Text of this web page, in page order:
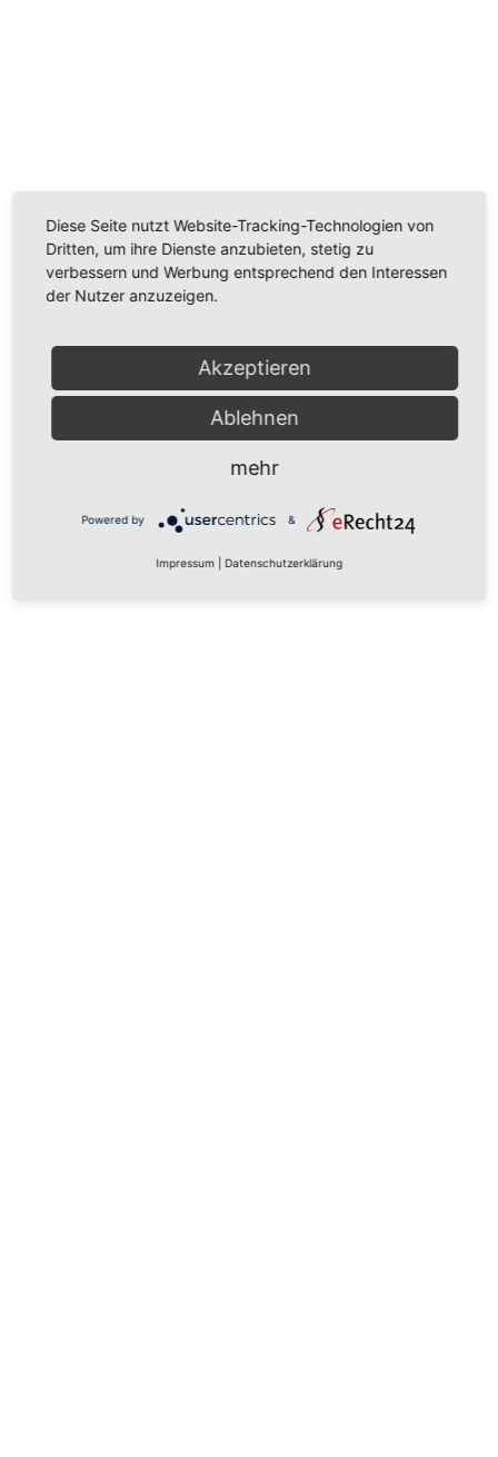
Diese Seite nutzt Website-Tracking-Technologien von
Dritten, um ihre Dienste anzubieten, stetig zu
verbessern und Werbung entsprechend den Interessen
der Nutzer anzuzeigen.
Akzeptieren
Ablehnen
mehr
Powered by &
Impressum Datenschutzerklärung